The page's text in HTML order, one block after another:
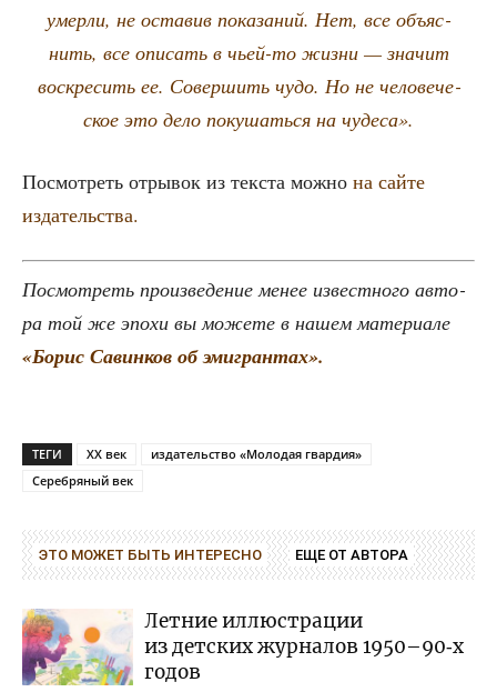
умер­ли, не оста­вив пока­за­ний. Нет, все объ­яс­
нить, все опи­сать в чьей-то жиз­ни — зна­чит
вос­кре­сить ее. Совер­шить чудо. Но не чело­ве­че­
ское это дело поку­шать­ся на чудеса».
Посмот­реть отры­вок из тек­ста мож­но на сай­те
издательства.
Посмот­реть про­из­ве­де­ние менее извест­но­го авто­
ра той же эпо­хи вы може­те в нашем мате­ри­а­ле
«Борис Савин­ков об эмигрантах».
ТЕГИ XX век
издательство «Молодая гвардия»
Серебряный век
ЭТО МОЖЕТ БЫТЬ ИНТЕРЕСНО ЕЩЕ ОТ АВТОРА
Летние иллюстрации
из детских журналов 1950–90‑х
годов